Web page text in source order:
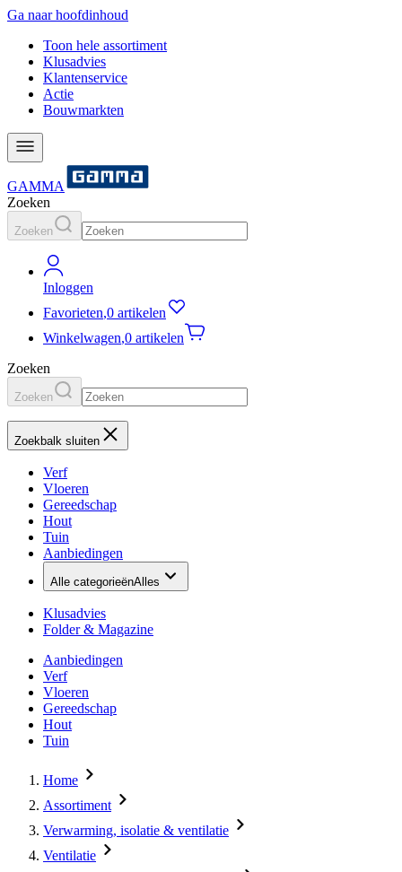
Ga naar hoofdinhoud
Toon hele assortiment
Klusadvies
Klantenservice
Actie
Bouwmarkten
GAMMA
Zoeken
Zoeken
Inloggen
Favorieten,0 artikelen
Winkelwagen,0 artikelen
Zoeken
Zoeken
Zoekbalk sluiten
Verf
Vloeren
Gereedschap
Hout
Tuin
Aanbiedingen
Alle categorieënAlles
Klusadvies
Folder & Magazine
Aanbiedingen
Verf
Vloeren
Gereedschap
Hout
Tuin
Home
Assortiment
Verwarming, isolatie & ventilatie
Ventilatie